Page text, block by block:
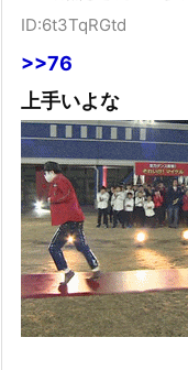
ID:6t3TqRGtd
>>76
上手いよな